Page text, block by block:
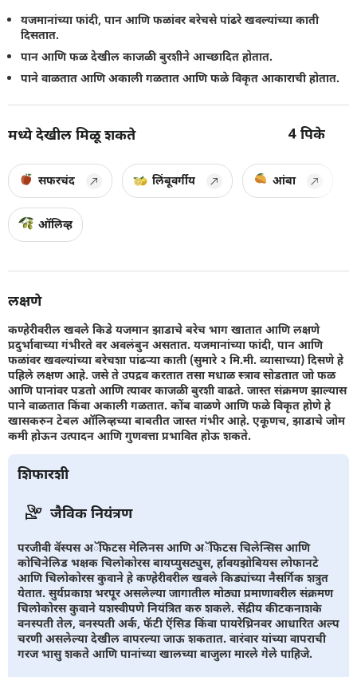
यजमानांच्या फांदी, पान आणि फळांवर बरेचसे पांढरे खवल्यांच्या काती
दिसतात.
पान आणि फळ देखील काजळी बुरशीने आच्छादित होतात.
पाने वाळतात आणि अकाली गळतात आणि फळे विकृत आकाराची होतात.
मध्ये देखील मिळू शकते 4 पिके
सफरचंद लिंबूवर्गीय आंबा
ऑलिव्ह
लक्षणे
कण्हेरीवरील खवले किडे यजमान झाडाचे बरेच भाग खातात आणि लक्षणे
प्रदुर्भावाच्या गंभीरते वर अवलंबुन असतात. यजमानांच्या फांदी, पान आणि
फळांवर खवल्यांच्या बरेचशा पांढर्‍या काती (सुमारे २ मि.मी. व्यासाच्या) दिसणे हे
पहिले लक्षण आहे. जसे ते उपद्रव करतात तसा मधाळ स्त्राव सोडतात जो फळ
आणि पानांवर पडतो आणि त्यावर काजळी बुरशी वाढते. जास्त संक्रमण झाल्यास
पाने वाळतात किंवा अकाली गळतात. कोंब वाळणे आणि फळे विकृत होणे हे
खासकरुन टेबल ऑलिव्हच्या बाबतीत जास्त गंभीर आहे. एकूणच, झाडाचे जोम
कमी होऊन उत्पादन आणि गुणवत्ता प्रभावित होऊ शकते.
शिफारशी
जैविक नियंत्रण
परजीवी वॅस्पस अॅफिटस मेलिनस आणि अॅफिटस चिलेन्सिस आणि
कोचिनेलिड भक्षक चिलोकोरस बायप्युसट्युस, र्हावयझोबियस लोफानटे
आणि चिलोकोरस कुवाने हे कण्हेरीवरील खवले किड्यांच्या नैसर्गिक शत्रुत
येतात. सुर्यप्रकाश भरपूर असलेल्या जागातील मोठ्या प्रमाणावरील संक्रमण
चिलोकोरस कुवाने यशस्वीपणे नियंत्रित करु शकले. सेंद्रीय कीटकनाशके
वनस्पती तेल, वनस्पती अर्क, फॅटी ऍसिड किंवा पायरेथ्रिनवर आधारित अल्प
चरणी असलेल्या देखील वापरल्या जाऊ शकतात. वारंवार यांच्या वापराची
गरज भासु शकते आणि पानांच्या खालच्या बाजुला मारले गेले पाहिजे.